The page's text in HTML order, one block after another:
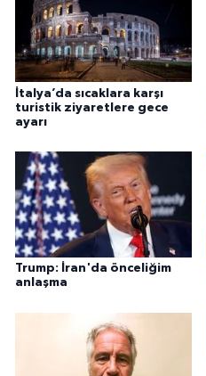
İtalya’da sıcaklara karşı
turistik ziyaretlere gece
ayarı
Trump: İran'da önceliğim
anlaşma